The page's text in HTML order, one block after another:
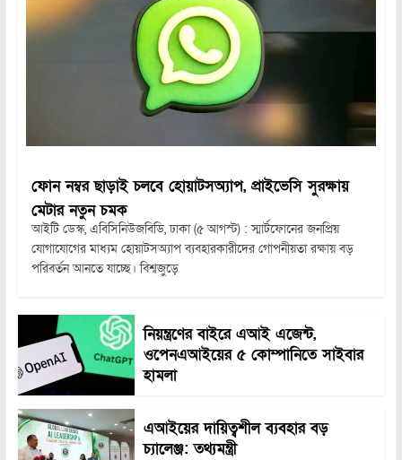
ফোন নম্বর ছাড়াই চলবে হোয়াটসঅ্যাপ, প্রাইভেসি সুরক্ষায়
মেটার নতুন চমক
আইটি ডেস্ক, এবিসিনিউজবিডি, ঢাকা (৫ আগস্ট) : স্মার্টফোনের জনপ্রিয়
যোগাযোগের মাধ্যম হোয়াটসঅ্যাপ ব্যবহারকারীদের গোপনীয়তা রক্ষায় বড়
পরিবর্তন আনতে যাচ্ছে। বিশ্বজুড়ে
নিয়ন্ত্রণের বাইরে এআই এজেন্ট,
ওপেনএআইয়ের ৫ কোম্পানিতে সাইবার
হামলা
এআইয়ের দায়িত্বশীল ব্যবহার বড়
চ্যালেঞ্জ: তথ্যমন্ত্রী